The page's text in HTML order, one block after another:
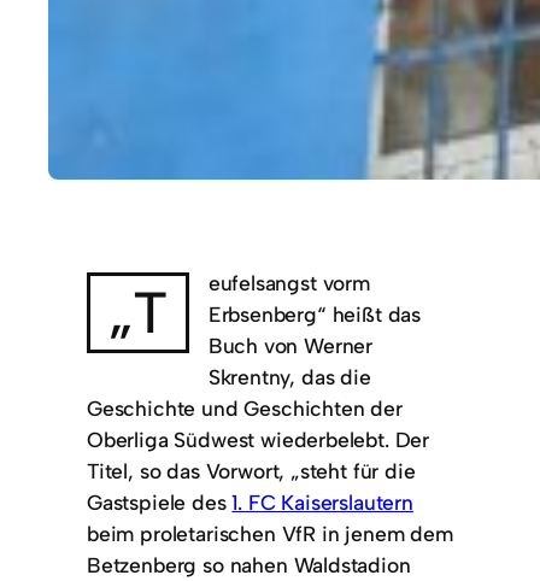
„T
eufelsangst vorm
Erbsenberg“ heißt das
Buch von Werner
Skrentny, das die
Geschichte und Geschichten der
Oberliga Südwest wiederbelebt. Der
Titel, so das Vorwort, „steht für die
Gastspiele des1. FC Kaiserslautern
beim proletarischen VfR in jenem dem
Betzenberg so nahen Waldstadion